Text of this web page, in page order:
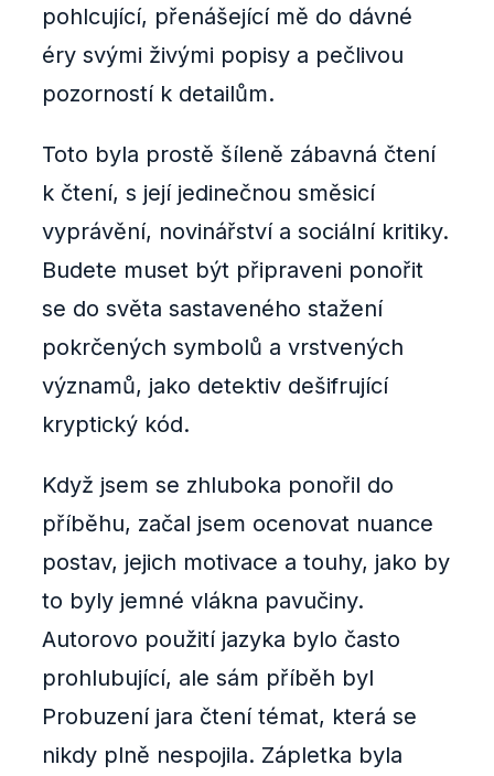
pohlcující, přenášející mě do dávné
éry svými živými popisy a pečlivou
pozorností k detailům.
Toto byla prostě šíleně zábavná čtení
k čtení, s její jedinečnou směsicí
vyprávění, novinářství a sociální kritiky.
Budete muset být připraveni ponořit
se do světa sastaveného stažení
pokrčených symbolů a vrstvených
významů, jako detektiv dešifrující
kryptický kód.
Když jsem se zhluboka ponořil do
příběhu, začal jsem ocenovat nuance
postav, jejich motivace a touhy, jako by
to byly jemné vlákna pavučiny.
Autorovo použití jazyka bylo často
prohlubující, ale sám příběh byl
Probuzení jara čtení témat, která se
nikdy plně nespojila. Zápletka byla